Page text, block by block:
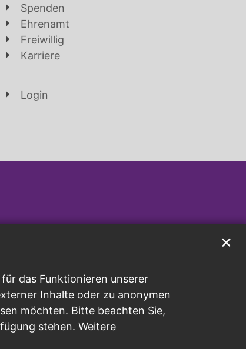
das Funktionieren unserer
Inhalte oder zu anonymen
möchten. Bitte beachten Sie,
stehen. Weitere
✕
Spenden
Ehrenamt
Freiwillig
Karriere
Login